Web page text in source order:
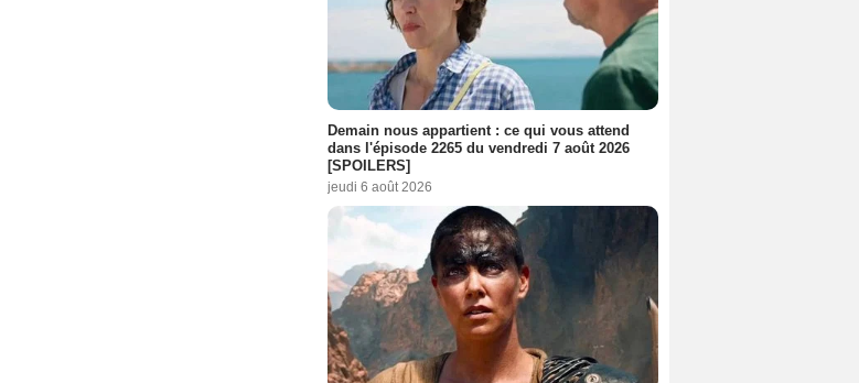
Demain nous appartient : ce qui vous attend
dans l'épisode 2265 du vendredi 7 août 2026
[SPOILERS]
jeudi 6 août 2026